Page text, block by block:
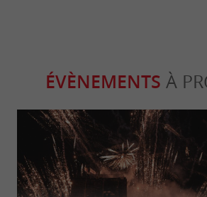
ÉVÈNEMENTS À